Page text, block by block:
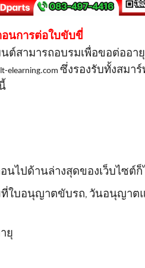
อนการต่อใบขับขี่
ต์สามารถอบรมเพื่อขอต่ออา
elearning.com ซึ่งรองรับทั้งสมาร์
อนไปด้านล่างสุดของเว็บไซต์ก็
ที่ใบอนุญาตขับรถ, วันอนุญาต
ยุ